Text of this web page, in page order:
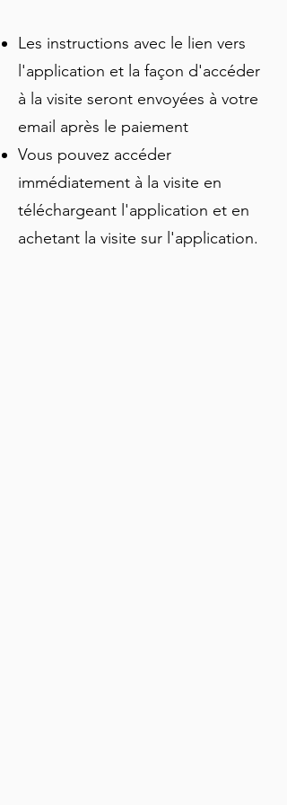
pour jeter un coup d'œil, le coût est de
quelques euros pour les adultes, et
des visites audio sont disponibles.
Les instructions avec le lien vers
l'application et la façon d'accéder
à la visite seront envoyées à votre
email après le paiement
Vous pouvez accéder
immédiatement à la visite en
téléchargeant l'application et en
achetant la visite sur l'application.